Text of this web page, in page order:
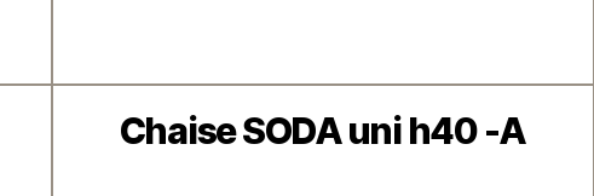
Catégories
Chaise SODA uni h40 -A